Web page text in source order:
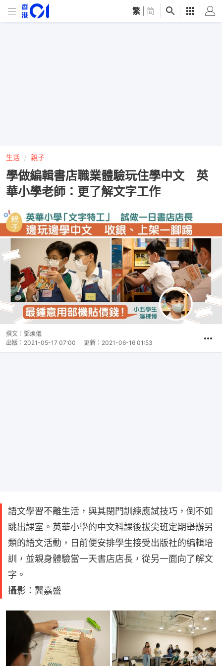
繁 简
生活 親子
學做編輯書店職業體驗玩住學中文 英
華小學老師：更了解文字工作
撰文： 鄧煥儀
出版： 2021-05-17 07:00 更新： 2021-06-16 01:53
語文學習不離生活，與其閉門訓練應試技巧，倒不如
跳出課室。英華小學的中文科課後拔尖班定期舉辦另
類的語文活動，日前便安排學生接受出版社的編輯培
訓，並親身體驗當一天書店店長，從另一面向了解文
字。
攝影：龔嘉盛